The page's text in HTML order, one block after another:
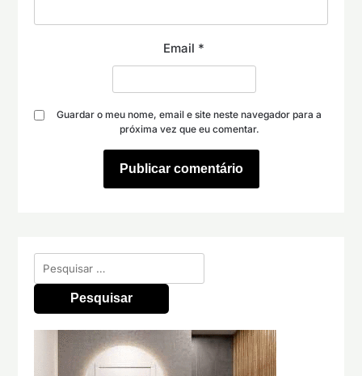
Email *
Guardar o meu nome, email e site neste navegador para a
próxima vez que eu comentar.
Pesquisar
por: